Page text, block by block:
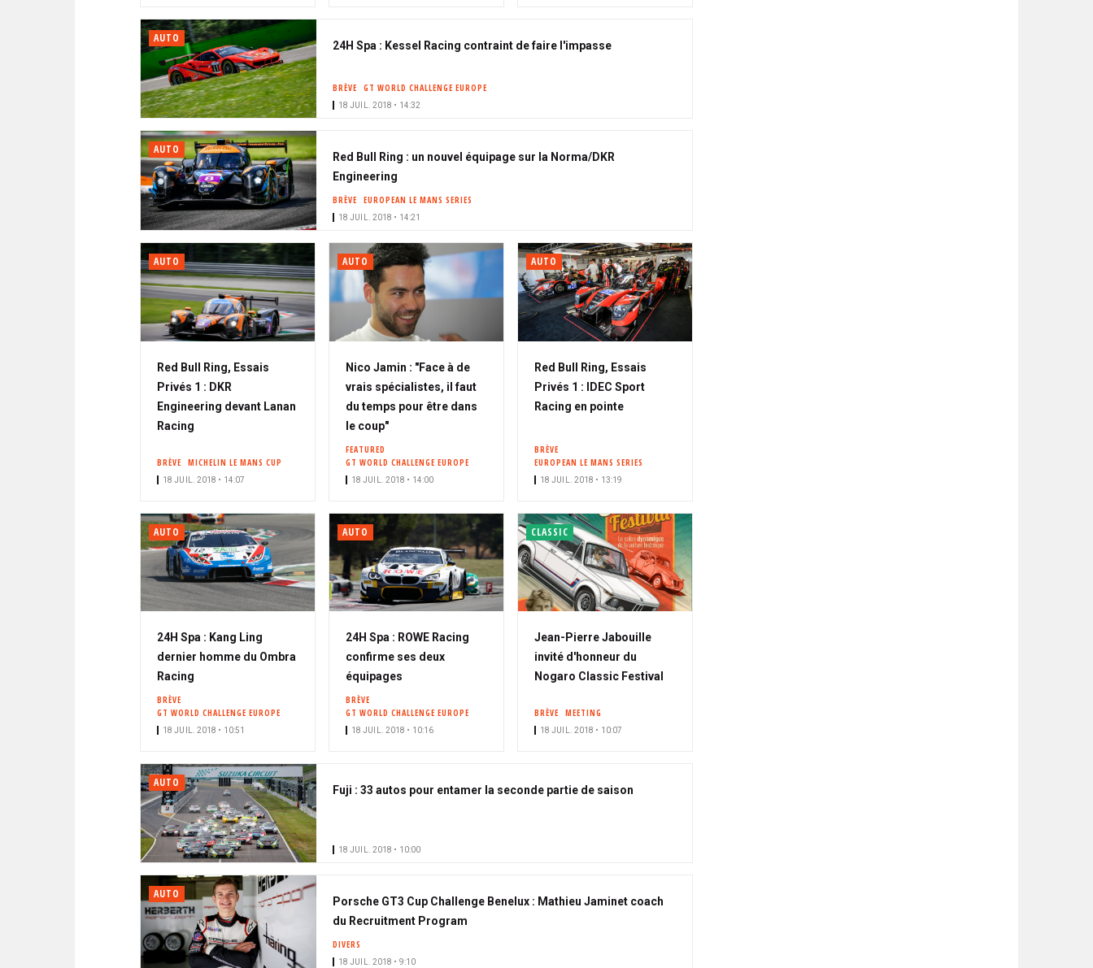
AUTO
24H Spa : Kessel Racing contraint de faire l'impasse
BRÈVE GT WORLD CHALLENGE EUROPE
18 JUIL. 2018 • 14:32
AUTO
Red Bull Ring : un nouvel équipage sur la Norma/DKR
Engineering
BRÈVE EUROPEAN LE MANS SERIES
18 JUIL. 2018 • 14:21
AUTO
Red Bull Ring, Essais
Privés 1 : DKR
Engineering devant Lanan
Racing
BRÈVE MICHELIN LE MANS CUP
18 JUIL. 2018 • 14:07
AUTO
Nico Jamin : "Face à de
vrais spécialistes, il faut
du temps pour être dans
le coup"
FEATURED
GT WORLD CHALLENGE EUROPE
18 JUIL. 2018 • 14:00
AUTO
Red Bull Ring, Essais
Privés 1 : IDEC Sport
Racing en pointe
BRÈVE
EUROPEAN LE MANS SERIES
18 JUIL. 2018 • 13:19
AUTO
24H Spa : Kang Ling
dernier homme du Ombra
Racing
BRÈVE
GT WORLD CHALLENGE EUROPE
18 JUIL. 2018 • 10:51
AUTO
24H Spa : ROWE Racing
confirme ses deux
équipages
BRÈVE
GT WORLD CHALLENGE EUROPE
18 JUIL. 2018 • 10:16
CLASSIC
Jean-Pierre Jabouille
invité d'honneur du
Nogaro Classic Festival
BRÈVE MEETING
18 JUIL. 2018 • 10:07
AUTO
Fuji : 33 autos pour entamer la seconde partie de saison
18 JUIL. 2018 • 10:00
AUTO
Porsche GT3 Cup Challenge Benelux : Mathieu Jaminet coach
du Recruitment Program
DIVERS
18 JUIL. 2018 • 9:10